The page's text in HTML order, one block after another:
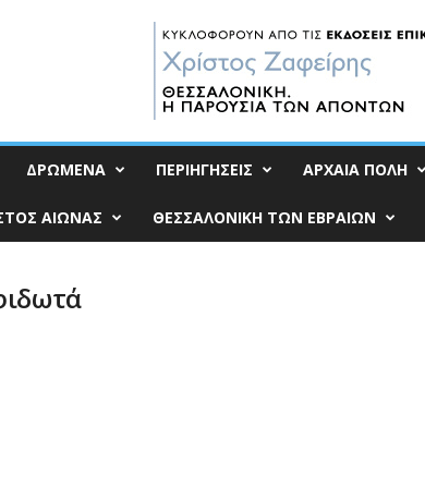
ΔΡΩΜΕΝΑ ΠΕΡΙΗΓΗΣΕΙΣ ΑΡΧΑΙΑ ΠΟΛΗ
ΑΙΩΝΑΣ ΘΕΣΣΑΛΟΝΙΚΗ ΤΩΝ ΕΒΡΑΙΩΝ